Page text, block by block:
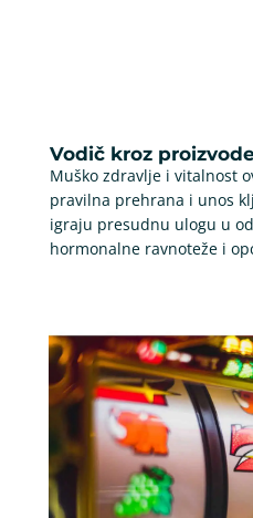
Vodič kroz
Muško zdravlje i vitalnost
pravilna prehrana i unos
igraju presudnu ulogu u
hormonalne ravnoteže i